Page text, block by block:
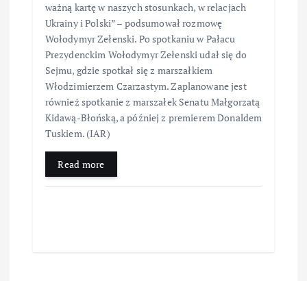
ważną kartę w naszych stosunkach, w relacjach
Ukrainy i Polski” – podsumował rozmowę
Wołodymyr Zełenski. Po spotkaniu w Pałacu
Prezydenckim Wołodymyr Zełenski udał się do
Sejmu, gdzie spotkał się z marszałkiem
Włodzimierzem Czarzastym. Zaplanowane jest
również spotkanie z marszałek Senatu Małgorzatą
Kidawą-Błońską, a później z premierem Donaldem
Tuskiem. (IAR)
Read more